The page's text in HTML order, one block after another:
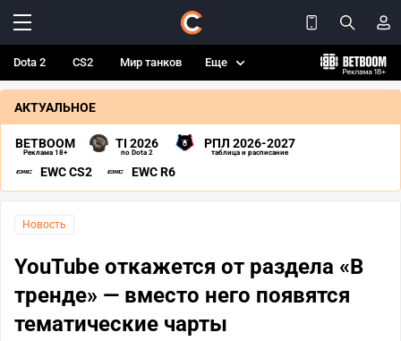
Dota 2 CS2 Мир танков Еще
АКТУАЛЬНОЕ
BETBOOM
Реклама 18+
TI 2026
по Dota 2
РПЛ 2026-2027
таблица и расписание
EWC CS2 EWC R6
Новость
YouTube откажется от раздела «В
тренде» — вместо него появятся
тематические чарты